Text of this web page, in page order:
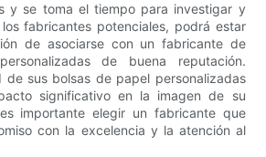
y se toma el tiempo para investigar y
fabricantes potenciales, podrá estar
de asociarse con un fabricante de
de buena reputación.
de sus bolsas de papel personalizadas
significativo en la imagen de su
importante elegir un fabricante que
con la excelencia y la atención al